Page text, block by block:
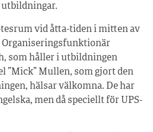
utbildningar.
vid åtta-tiden i mitten av
Organiseringsfunktionär
som håller i utbildningen
”Mick” Mullen, som gjort den
hälsar välkomna. De har
men då speciellt för UPS-